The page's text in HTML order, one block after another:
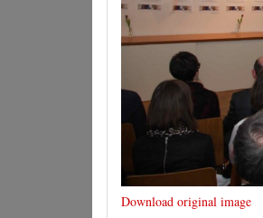
Download original image